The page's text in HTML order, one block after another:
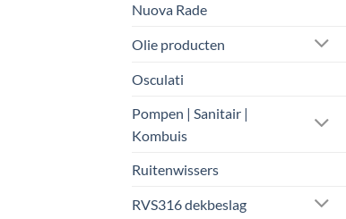
Nuova Rade
Olie producten
Osculati
Pompen | Sanitair |
Kombuis
Ruitenwissers
RVS316 dekbeslag